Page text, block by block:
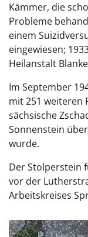
Kämmer, die
Probleme
einem
eingewiesen;
Heilanstalt
Im September
mit 251 weiteren
sächsische
Sonnenstein
wurde.
Der Stolperstein
vor der
Arbeitskreises